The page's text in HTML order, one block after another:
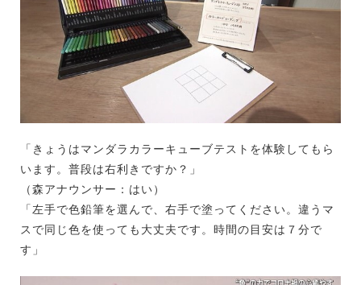
「きょうはマンダラカラーキューブテストを体験してもら
います。普段は右利きですか？」
（森アナウンサー：はい）
「左手で色鉛筆を選んで、右手で塗ってください。違うマ
スで同じ色を使っても大丈夫です。時間の目安は７分で
す」